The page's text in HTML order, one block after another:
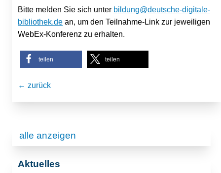
Bitte melden Sie sich unter bildung@deutsche-digitale-
bibliothek.de an, um den Teilnahme-Link zur jeweiligen
WebEx-Konferenz zu erhalten.
teilen teilen
← zurück
alle anzeigen
Aktuelles